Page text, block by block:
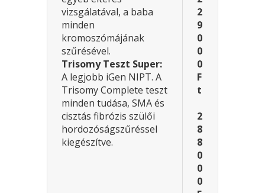
vizsgálatával, a baba
minden
kromoszómájának
szűrésével.
Trisomy Teszt Super:
A legjobb iGen NIPT. A
Trisomy Complete teszt
minden tudása, SMA és
cisztás fibrózis szülői
hordozóságszűréssel
kiegészítve.
2
9
0
0
0
F
t
2
8
8
0
0
0